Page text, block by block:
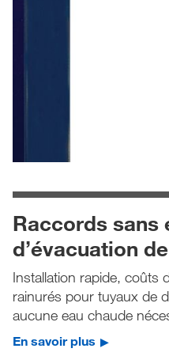
Raccords sans
d’évacuation
Installation rapide, coûts
rainurés pour tuyaux de
aucune eau chaude
En savoir plus